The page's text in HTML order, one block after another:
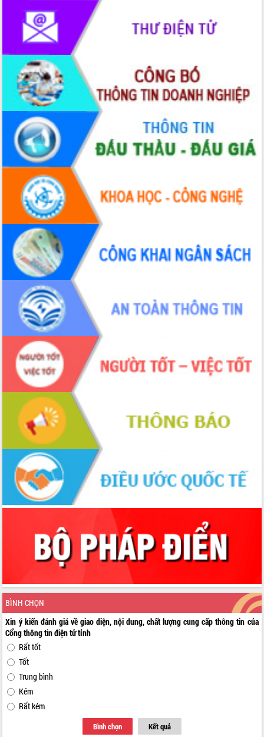
BÌNH CHỌN
Xin ý kiến đánh giá về giao diện, nội dung, chất lượng cung cấp thông tin của
Cổng thông tin điện tử tỉnh
Rất tốt
Tốt
Trung bình
Kém
Rất kém
Bình chọn Kết quả